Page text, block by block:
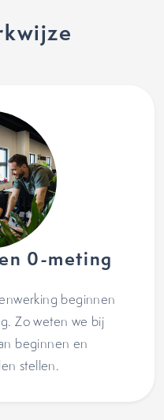
0-meting
beginnen
Zo weten we bij
beginnen en
stellen.